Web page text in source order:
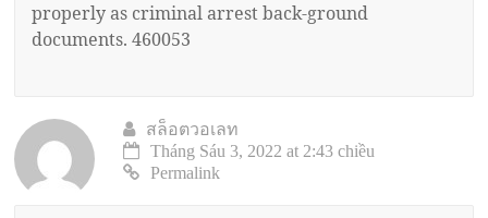
properly as criminal arrest back-ground
documents. 460053
สล็อตวอเลท
Tháng Sáu 3, 2022 at 2:43 chiều
Permalink